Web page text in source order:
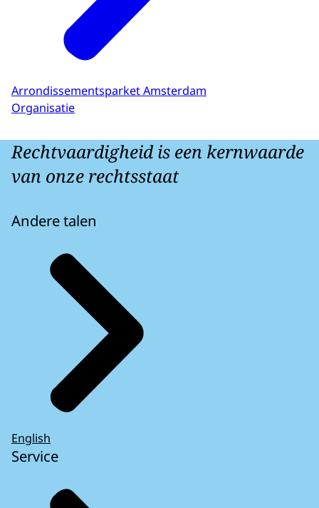
Arrondissementsparket Amsterdam
Organisatie
Rechtvaardigheid is een kernwaarde
van onze rechtsstaat
Andere talen
English
Service